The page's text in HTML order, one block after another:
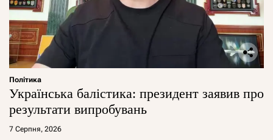
Політика
Українська балістика: президент заявив про
результати випробувань
7 Серпня, 2026